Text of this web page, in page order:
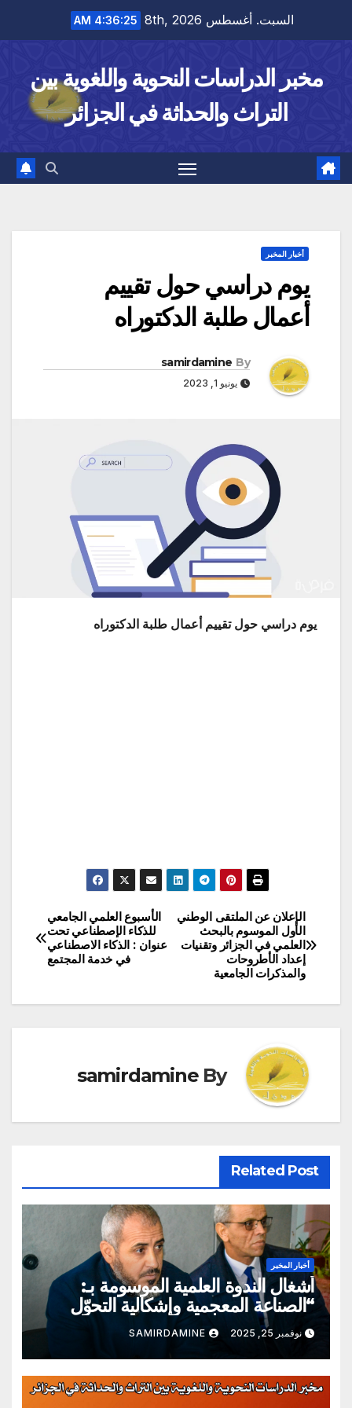
السبت. أغسطس 8th, 2026 4:36:25 AM
مخبر الدراسات النحوية واللغوية بين
التراث والحداثة في الجزائر
أخبار المخبر
يوم دراسي حول تقييم
أعمال طلبة الدكتوراه
By
samirdamine
يونيو 1, 2023
يوم دراسي حول تقييم أعمال طلبة الدكتوراه
تصفّح
المقالات
الأسبوع العلمي الجامعي
للذكاء الإصطناعي تحت
عنوان : الذكاء الاصطناعي
في خدمة المجتمع
الإعلان عن الملتقى الوطني
الأول الموسوم بالبحث
العلمي في الجزائر وتقنيات
إعداد الأطروحات
والمذكرات الجامعية
By
samirdamine
Related Post
أخبار المخبر
أشغال الندوة العلمية الموسومة بـ:
“الصناعة المعجمية وإشكالية التحوّل
المعرفي والحضاري”
نوفمبر 25, 2025 SAMIRDAMINE